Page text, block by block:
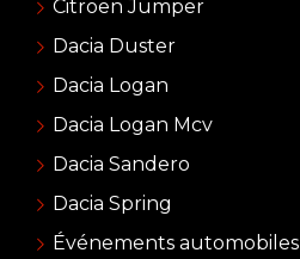
Citroën Jumper
Dacia Duster
Dacia Logan
Dacia Logan Mcv
Dacia Sandero
Dacia Spring
Événements automobiles